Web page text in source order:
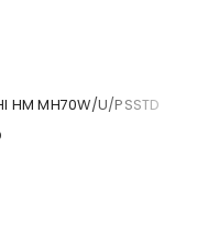
HM MH70W/U/PSSTD